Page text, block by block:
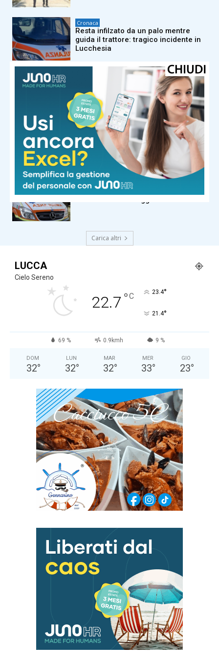
Cronaca
Resta infilzato da un palo mentre
guida il trattore: tragico incidente in
Lucchesia
Fiamme sospinte dal vento nella zona
di Bagnaia a Sovicille
Cronaca
Riciclava il denaro della Mala del
Brenta: condannato, confiscati beni
per due milioni di euro
Cronaca
Muore ciclista travolto da un’auto fra
Carica altri
LUCCA
Cielo Sereno
22.7 °C 23.4°
21.4°
69 % 0.9kmh 9 %
DOM
32°
LUN
32°
MAR
32°
MER
33°
GIO
23°